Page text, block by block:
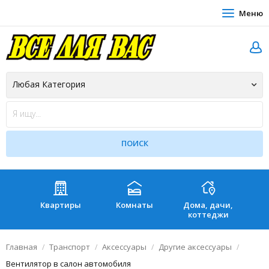
Меню
Квартиры Комнаты
Дома, дачи,
коттеджи
Главная Транспорт Аксессуары
Другие аксессуары
Вентилятор в салон автомобиля